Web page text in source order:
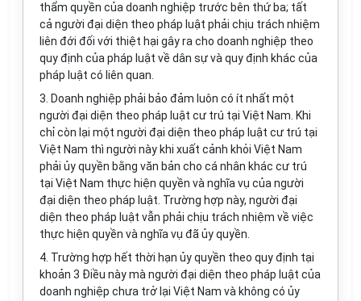
thẩm quyền của doanh nghiệp trước bên thứ ba; tất
cả người đại diện theo pháp luật phải chịu trách nhiệm
liên đới đối với thiệt hại gây ra cho doanh nghiệp theo
quy định của pháp luật về dân sự và quy định khác của
pháp luật có liên quan.
3. Doanh nghiệp phải bảo đảm luôn có ít nhất một
người đại diện theo pháp luật cư trú tại Việt Nam. Khi
chỉ còn lại một người đại diện theo pháp luật cư trú tại
Việt Nam thì người này khi xuất cảnh khỏi Việt Nam
phải ủy quyền bằng văn bản cho cá nhân khác cư trú
tại Việt Nam thực hiện quyền và nghĩa vụ của người
đại diện theo pháp luật. Trường hợp này, người đại
diện theo pháp luật vẫn phải chịu trách nhiệm về việc
thực hiện quyền và nghĩa vụ đã ủy quyền.
4. Trường hợp hết thời hạn ủy quyền theo quy định tại
khoản 3 Điều này mà người đại diện theo pháp luật của
doanh nghiệp chưa trở lại Việt Nam và không có ủy